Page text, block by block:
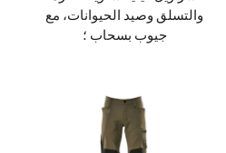
والتسلق وصيد الحيوانات، مع
جيوب بسحاب ؛